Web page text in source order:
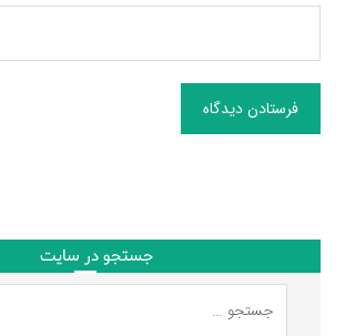
فرستادن دیدگاه
جستجو در سایت